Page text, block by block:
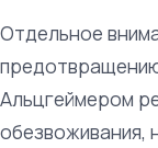
Отдельное
Альцгеймером
обезвоживания,